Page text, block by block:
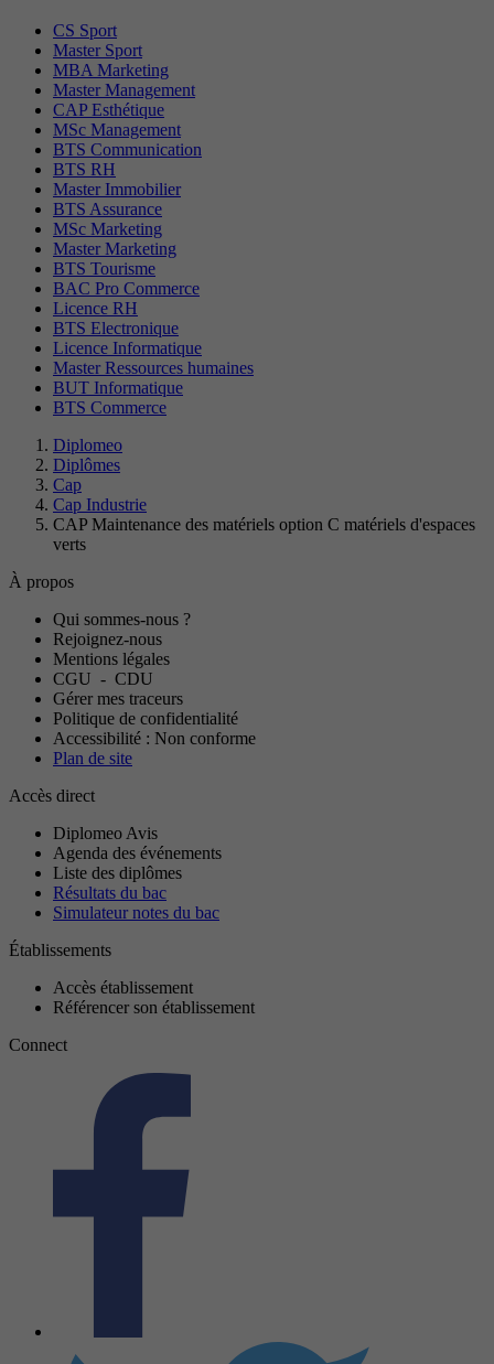
CS Sport
Master Sport
MBA Marketing
Master Management
CAP Esthétique
MSc Management
BTS Communication
BTS RH
Master Immobilier
BTS Assurance
MSc Marketing
Master Marketing
BTS Tourisme
BAC Pro Commerce
Licence RH
BTS Electronique
Licence Informatique
Master Ressources humaines
BUT Informatique
BTS Commerce
Diplomeo
Diplômes
Cap
Cap Industrie
CAP Maintenance des matériels option C matériels d'espaces
verts
À propos
Qui sommes-nous ?
Rejoignez-nous
Mentions légales
CGU - CDU
Gérer mes traceurs
Politique de confidentialité
Accessibilité : Non conforme
Plan de site
Accès direct
Diplomeo Avis
Agenda des événements
Liste des diplômes
Résultats du bac
Simulateur notes du bac
Établissements
Accès établissement
Référencer son établissement
Connect